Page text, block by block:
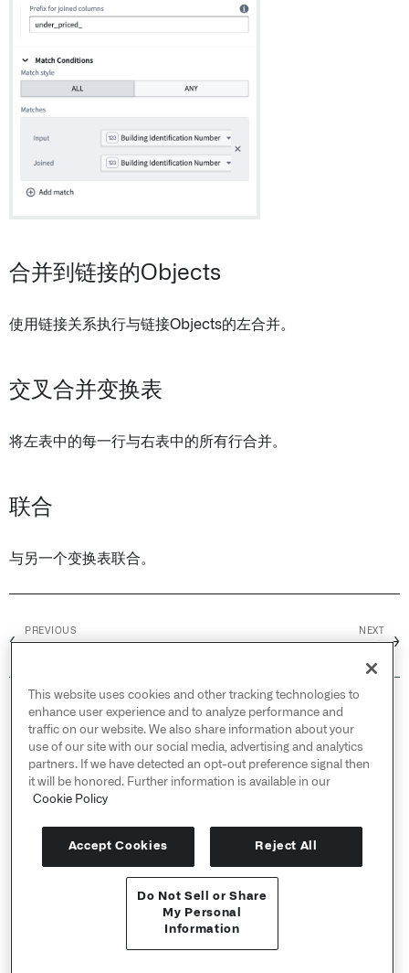
Send feedback
合并到链接的Objects
使用链接关系执行与链接Objects的左合并。
交叉合并变换表
将左表中的每一行与右表中的所有行合并。
联合
与另一个变换表联合。
←
PREVIOUS NEXT
→
© 2026 Palantir Technologies Inc. All rights
reserved.
Cookies Statement ↗
Privacy Statement ↗
Terms of Use ↗
Do Not Sell or Share My Personal Information
This website uses cookies and other tracking technologies to
enhance user experience and to analyze performance and
traffic on our website. We also share information about your
use of our site with our social media, advertising and analytics
partners. If we have detected an opt-out preference signal then
it will be honored. Further information is available in our
Cookie Policy
Accept Cookies Reject All
Do Not Sell or Share
My Personal
Information